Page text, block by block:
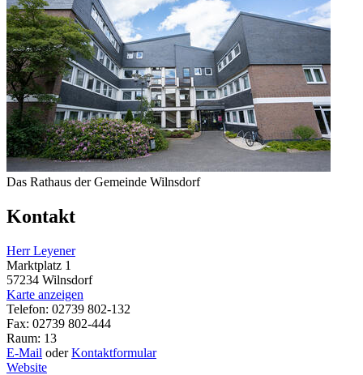
Das Rathaus der Gemeinde Wilnsdorf
Kontakt
Herr Leyener
Marktplatz 1
57234 Wilnsdorf
Karte anzeigen
Telefon: 02739 802-132
Fax: 02739 802-444
Raum: 13
E-Mail oderKontaktformular
Website